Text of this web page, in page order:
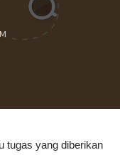
tugas yang diberikan